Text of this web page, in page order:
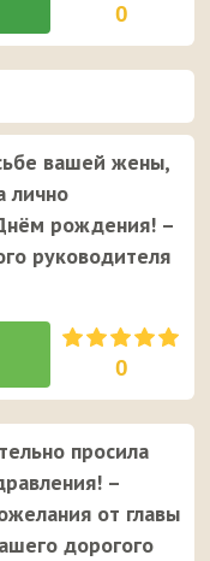
0
вашей жены,
лично
рождения! –
руководителя
0
просила
–
от главы
дорогого